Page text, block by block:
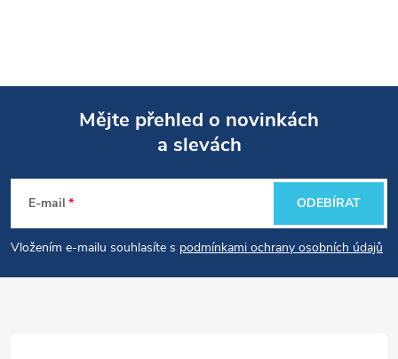
p
a
Mějte přehled o novinkách
a slevách
E-mail
Vložením e-mailu souhlasíte s podmínkami ochrany osobních údajů
ODEBÍRAT